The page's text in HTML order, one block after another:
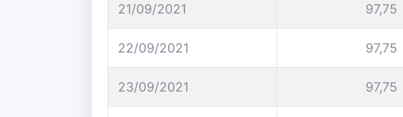
21/09/2021 97,75
22/09/2021 97,75
23/09/2021 97,75